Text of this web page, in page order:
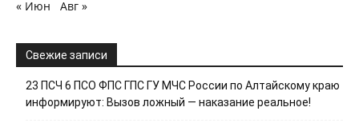
« Июн
Авг »
Свежие записи
23 ПСЧ 6 ПСО ФПС ГПС ГУ МЧС России по Алтайскому краю
информируют: Вызов ложный — наказание реальное!